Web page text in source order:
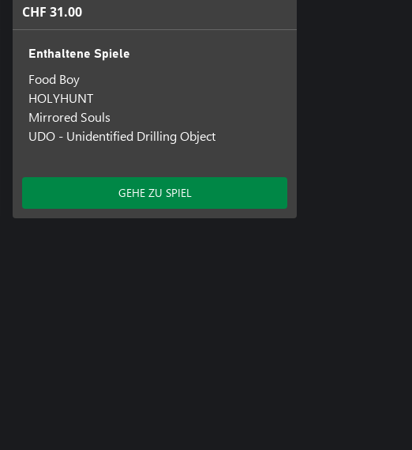
CHF 31.00
Enthaltene Spiele
Food Boy
HOLYHUNT
Mirrored Souls
UDO - Unidentified Drilling Object
GEHE ZU SPIEL